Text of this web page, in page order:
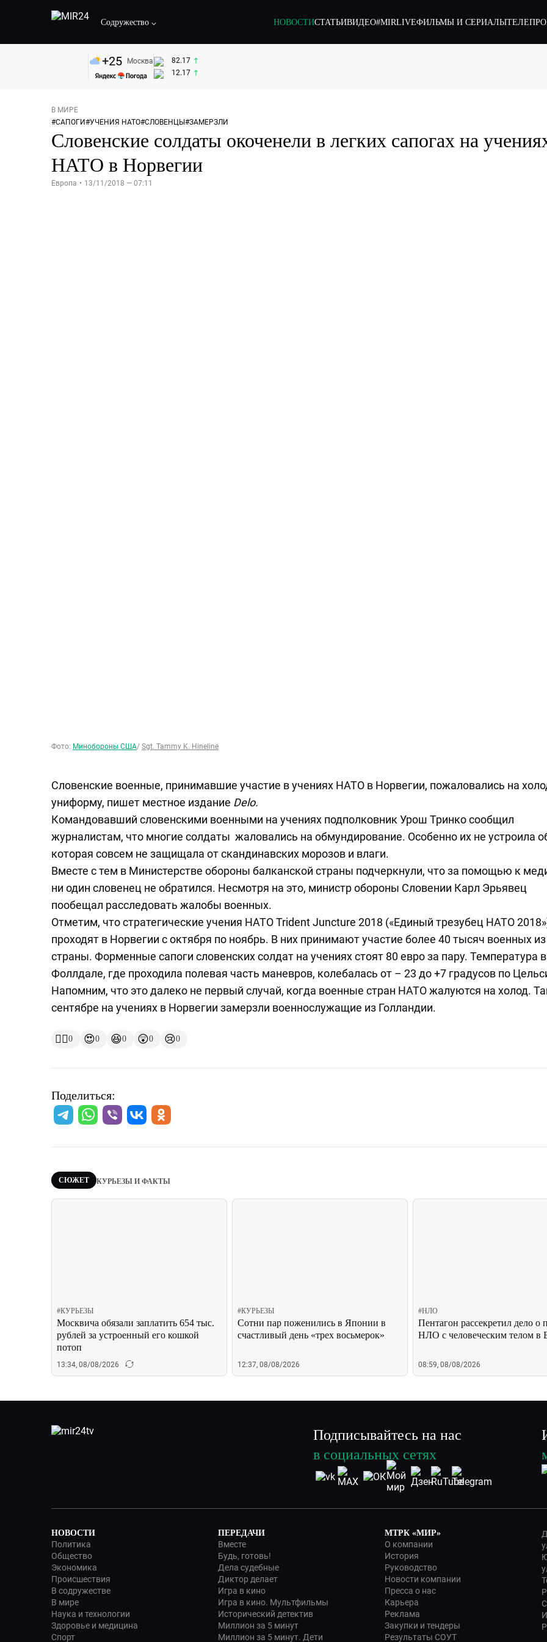
Содружество НОВОСТИСТАТЬИВИДЕО#MIRLIVEФИЛЬМЫ И СЕРИАЛЫ
+25 Москва
82.17
12.17
В МИРЕ
#САПОГИ#УЧЕНИЯ НАТО#СЛОВЕНЦЫ #ЗАМЕРЗЛИ
Словенские солдаты окоченели в легких сапогах на
НАТО в Норвегии
Европа • 13/11/2018 — 07:11
Фото: Минобороны США/ Sgt. Tammy K. Hineline
Словенские военные, принимавшие участие в учениях НАТО в Норвегии, пожаловались на
униформу, пишет местное издание Delo.
Командовавший словенскими военными на учениях подполковник Урош Тринко сообщил
журналистам, что многие солдаты жаловались на обмундирование. Особенно их не устроила
которая совсем не защищала от скандинавских морозов и влаги.
Вместе с тем в Министерстве обороны балканской страны подчеркнули, что за помощью к
ни один словенец не обратился. Несмотря на это, министр обороны Словении Карл Эрьявец
пообещал расследовать жалобы военных.
Отметим, что стратегические учения НАТО Trident Juncture 2018 («Единый трезубец НАТО
проходят в Норвегии с октября по ноябрь. В них принимают участие более 40 тысяч военных из
страны. Форменные сапоги словенских солдат на учениях стоят 80 евро за пару. Температура в
Фоллдале, где проходила полевая часть маневров, колебалась от – 23 до +7 градусов по
Напомним, что это далеко не первый случай, когда военные стран НАТО жалуются на холод.
сентябре на учениях в Норвегии замерзли военнослужащие из Голландии.
👍🏻0 😍0 😆0 😲0 😢0
Поделиться:
СЮЖЕТ КУРЬЕЗЫ И ФАКТЫ
#КУРЬЕЗЫ
Москвича обязали заплатить 654 тыс.
рублей за устроенный его кошкой
потоп
13:34, 08/08/2026
#КУРЬЕЗЫ
Сотни пар поженились в Японии в
счастливый день «трех восьмерок»
12:37, 08/08/2026
#НЛО
Пентагон рассекретил дело о
НЛО с человеческим телом в
08:59, 08/08/2026
Подписывайтесь на нас
в социальных сетях
НОВОСТИ
Политика
Общество
Экономика
Происшествия
В содружестве
В мире
Наука и технологии
Здоровье и медицина
Спорт
ПЕРЕДАЧИ
Вместе
Будь, готовь!
Дела судебные
Диктор делает
Игра в кино
Игра в кино. Мультфильмы
Исторический детектив
Миллион за 5 минут
Миллион за 5 минут. Дети
МТРК «МИР»
О компании
История
Руководство
Новости компании
Пресса о нас
Карьера
Реклама
Закупки и тендеры
Результаты СОУТ